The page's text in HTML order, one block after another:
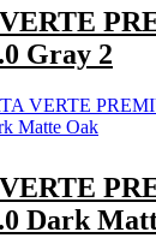
Gray 2
Dark